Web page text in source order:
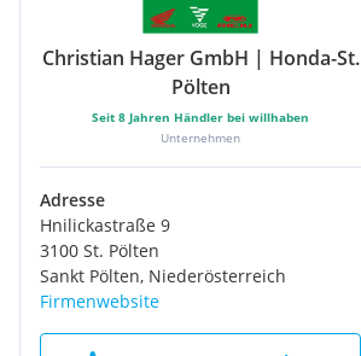
Christian Hager GmbH | Honda-St.
Pölten
Seit 8 Jahren Händler bei willhaben
Unternehmen
Adresse
Hnilickastraße 9
3100 St. Pölten
Sankt Pölten, Niederösterreich
Firmenwebsite